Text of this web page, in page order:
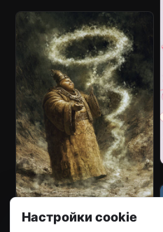
Настройки cookie